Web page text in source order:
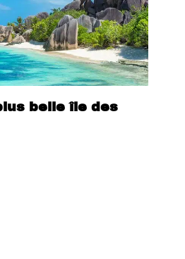
belle île des